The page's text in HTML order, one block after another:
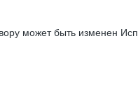
может быть изменен